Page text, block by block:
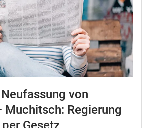
von
Muchitsch: Regierung
Gesetz